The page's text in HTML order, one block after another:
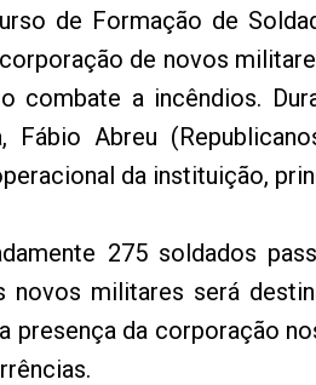
de Formação de
de novos
combate a incêndios.
Fábio Abreu
da instituição,
275 soldados
militares será
presença da corporação